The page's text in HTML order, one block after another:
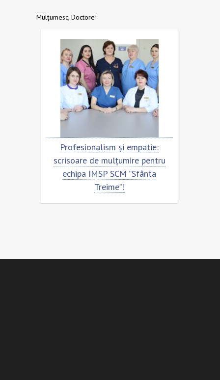
Mulțumesc, Doctore!
Profesionalism și empatie:
scrisoare de mulțumire pentru
echipa IMSP SCM ”Sfânta
Treime”!